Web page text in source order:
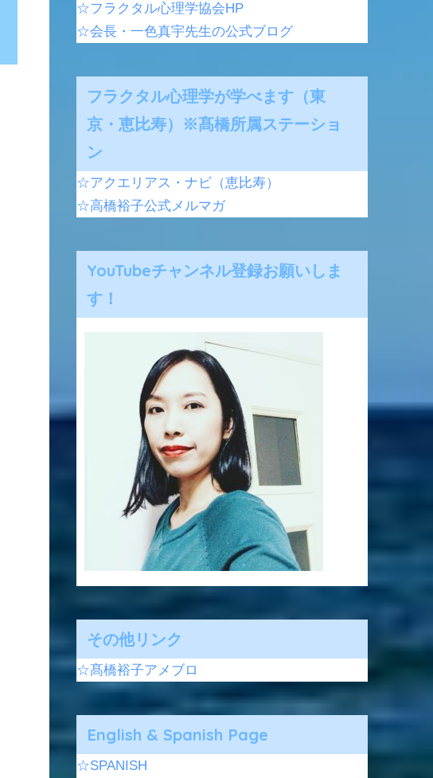
☆フラクタル心理学協会HP
☆会長・一色真宇先生の公式ブログ
フラクタル心理学が学べます（東
京・恵比寿）※髙橋所属ステーショ
ン
☆アクエリアス・ナビ（恵比寿）
☆高橋裕子公式メルマガ
YouTubeチャンネル登録お願いしま
す！
その他リンク
☆髙橋裕子アメブロ
English & Spanish Page
☆SPANISH